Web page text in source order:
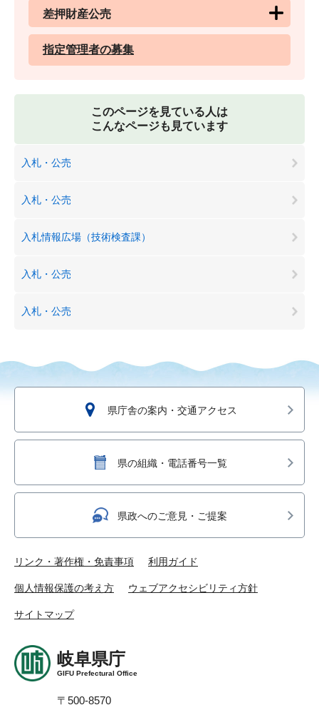
差押財産公売
指定管理者の募集
このページを見ている人は
こんなページも見ています
入札・公売
入札・公売
入札情報広場（技術検査課）
入札・公売
入札・公売
県庁舎の案内・交通アクセス
県の組織・電話番号一覧
県政へのご意見・ご提案
リンク・著作権・免責事項 利用ガイド
個人情報保護の考え方 ウェブアクセシビリティ方針
サイトマップ
岐阜県庁
GIFU Prefectural Office
〒500-8570